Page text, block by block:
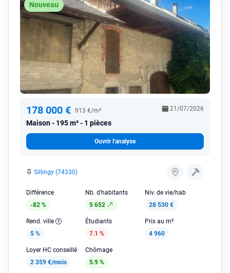
Nouveau
178 000 € 913 €/m²
Maison 195 m² - 1 pièces
21/07/2026
Ouvrir l'analyse
Sillingy (74330)
Différence
-82 %
Nb. d'habitants
5 652
Niv. de vie/hab
28 530 €
Rend. ville
5 %
Étudiants
7.1 %
Prix au m²
4 960
Loyer HC conseillé
2 359 €/mois
Chômage
5.9 %